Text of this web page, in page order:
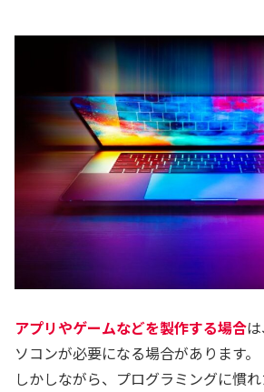
アプリやゲームなどを製作する場合
ソコンが必要になる場合があります。
しかしながら、プログラミングに慣